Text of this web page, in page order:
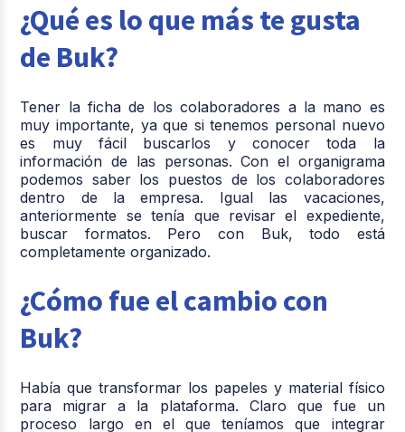
¿Qué es lo que más te gusta
de Buk?
Tener la ficha de los colaboradores a la mano es
muy importante, ya que si tenemos personal nuevo
es muy fácil buscarlos y conocer toda la
información de las personas. Con el organigrama
podemos saber los puestos de los colaboradores
dentro de la empresa. Igual las vacaciones,
anteriormente se tenía que revisar el expediente,
buscar formatos. Pero con Buk, todo está
completamente organizado.
¿Cómo fue el cambio con
Buk?
Había que transformar los papeles y material físico
para migrar a la plataforma. Claro que fue un
proceso largo en el que teníamos que integrar